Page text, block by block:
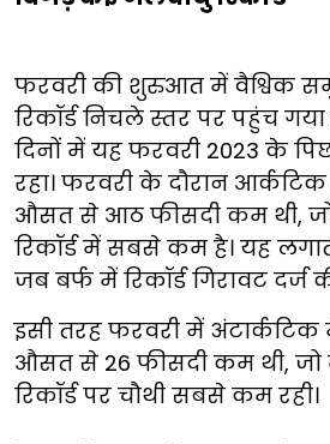
फरवरी की शुरुआत में वैश्विक
रिकॉर्ड निचले स्तर पर पहुंच
दिनों में यह फरवरी 2023 के
रहा। फरवरी के दौरान
औसत से आठ फीसदी कम थी,
रिकॉर्ड में सबसे कम है। यह
जब बर्फ में रिकॉर्ड गिरावट दर्ज
इसी तरह फरवरी में अंटार्कटिक
औसत से 26 फीसदी कम थी, जो
रिकॉर्ड पर चौथी सबसे कम रही।